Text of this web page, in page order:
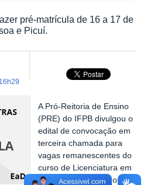
pré-matrícula de 16 a 17 de
e Picuí.
A Pró-Reitoria de Ensino
(PRE) do IFPB divulgou o
edital de convocação em
terceira chamada para
vagas remanescentes do
curso de Licenciatura em
Letras. São vagas nos